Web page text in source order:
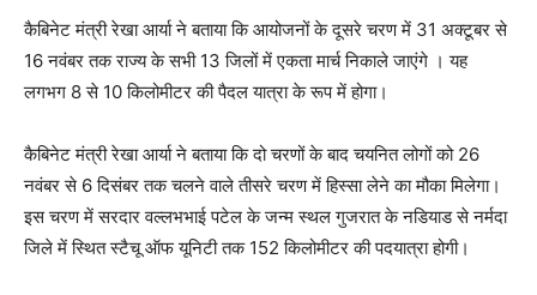
कैबिनेट मंत्री रेखा आर्या ने बताया कि आयोजनों के दूसरे चरण में 31 अक्टूबर से
16 नवंबर तक राज्य के सभी 13 जिलों में एकता मार्च निकाले जाएंगे । यह
लगभग 8 से 10 किलोमीटर की पैदल यात्रा के रूप में होगा।
कैबिनेट मंत्री रेखा आर्या ने बताया कि दो चरणों के बाद चयनित लोगों को 26
नवंबर से 6 दिसंबर तक चलने वाले तीसरे चरण में हिस्सा लेने का मौका मिलेगा।
इस चरण में सरदार वल्लभभाई पटेल के जन्म स्थल गुजरात के नडियाड से नर्मदा
जिले में स्थित स्टैचू ऑफ यूनिटी तक 152 किलोमीटर की पदयात्रा होगी।